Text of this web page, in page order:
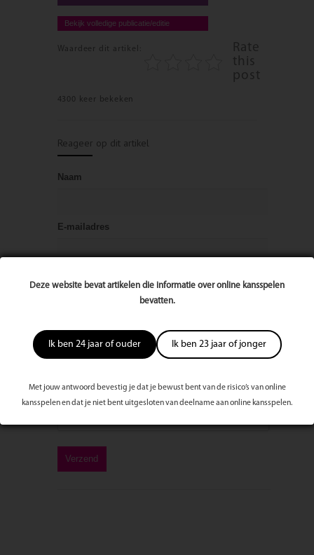
Deze website bevat artikelen die informatie over online kansspelen
bevatten.
Ik ben 24 jaar of ouder Ik ben 23 jaar of jonger
Met jouw antwoord bevestig je dat je bewust bent van de risico’s van online
kansspelen en dat je niet bent uitgesloten van deelname aan online kansspelen.
Bekijk volledige publicatie/editie
Waardeer dit artikel:
Rate
this
post
4300 keer bekeken
Reageer op dit artikel
Naam
E-mailadres